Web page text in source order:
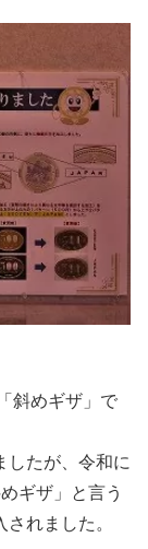
斜めギザ」で
したが、令和に
ギザ」と言う
れました。